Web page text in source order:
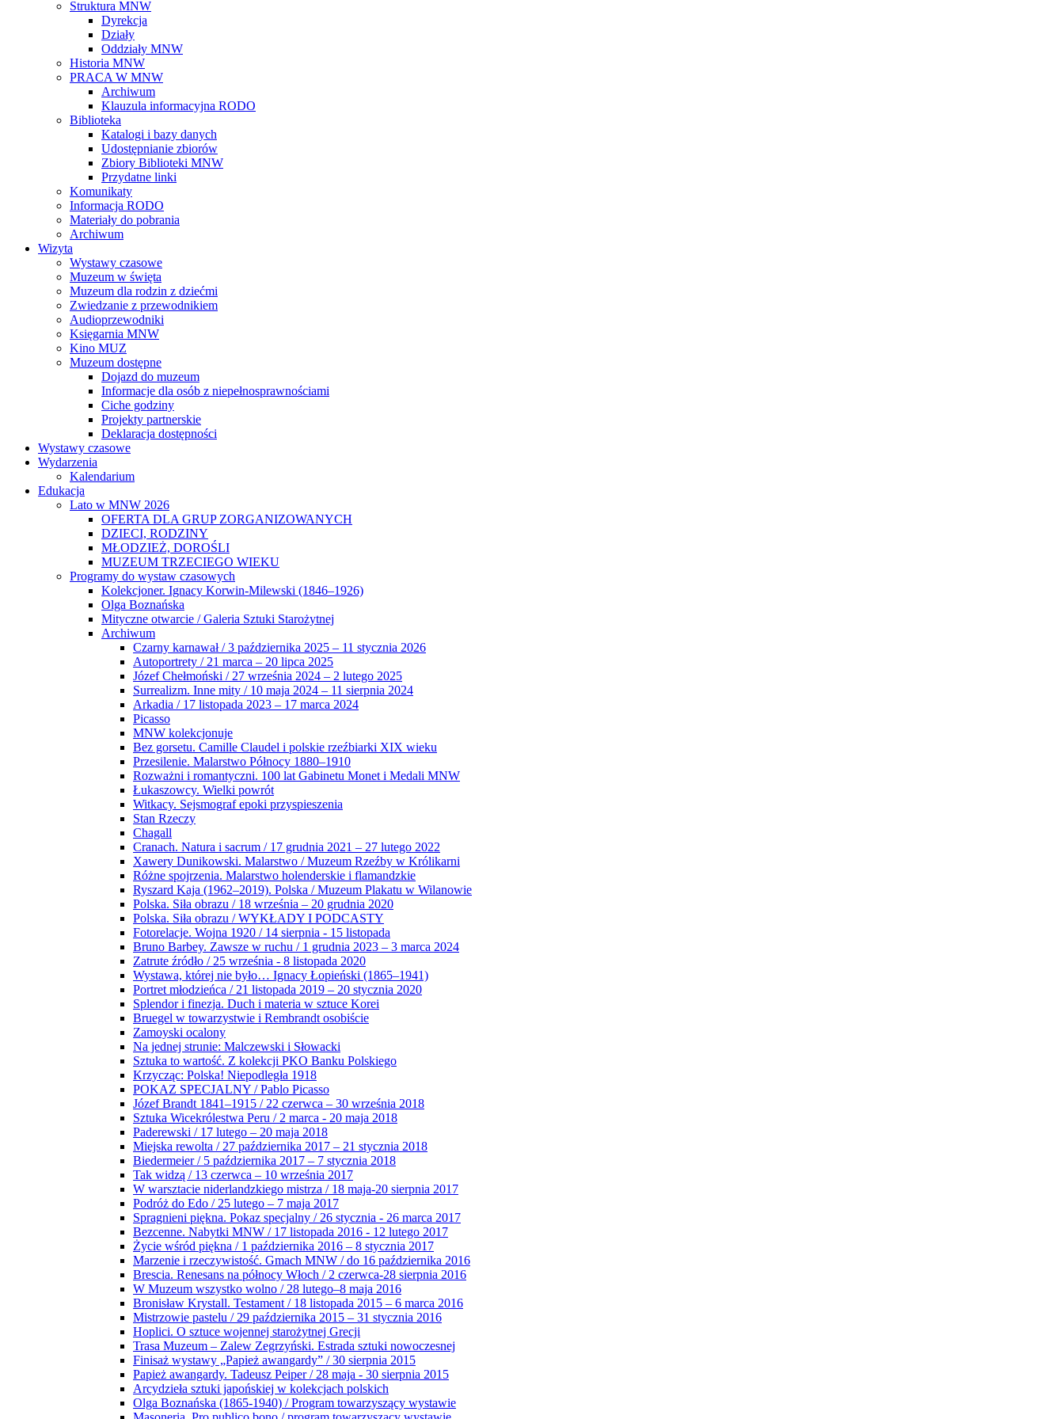
Struktura MNW
Dyrekcja
Działy
Oddziały MNW
Historia MNW
PRACA W MNW
Archiwum
Klauzula informacyjna RODO
Biblioteka
Katalogi i bazy danych
Udostępnianie zbiorów
Zbiory Biblioteki MNW
Przydatne linki
Komunikaty
Informacja RODO
Materiały do pobrania
Archiwum
Wizyta
Wystawy czasowe
Muzeum w święta
Muzeum dla rodzin z dziećmi
Zwiedzanie z przewodnikiem
Audioprzewodniki
Księgarnia MNW
Kino MUZ
Muzeum dostępne
Dojazd do muzeum
Informacje dla osób z niepełnosprawnościami
Ciche godziny
Projekty partnerskie
Deklaracja dostępności
Wystawy czasowe
Wydarzenia
Kalendarium
Edukacja
Lato w MNW 2026
OFERTA DLA GRUP ZORGANIZOWANYCH
DZIECI, RODZINY
MŁODZIEŻ, DOROŚLI
MUZEUM TRZECIEGO WIEKU
Programy do wystaw czasowych
Kolekcjoner. Ignacy Korwin-Milewski (1846–1926)
Olga Boznańska
Mityczne otwarcie / Galeria Sztuki Starożytnej
Archiwum
Czarny karnawał / 3 października 2025 – 11 stycznia 2026
Autoportrety / 21 marca – 20 lipca 2025
Józef Chełmoński / 27 września 2024 – 2 lutego 2025
Surrealizm. Inne mity / 10 maja 2024 – 11 sierpnia 2024
Arkadia / 17 listopada 2023 – 17 marca 2024
Picasso
MNW kolekcjonuje
Bez gorsetu. Camille Claudel i polskie rzeźbiarki XIX wieku
Przesilenie. Malarstwo Północy 1880–1910
Rozważni i romantyczni. 100 lat Gabinetu Monet i Medali MNW
Łukaszowcy. Wielki powrót
Witkacy. Sejsmograf epoki przyspieszenia
Stan Rzeczy
Chagall
Cranach. Natura i sacrum / 17 grudnia 2021 – 27 lutego 2022
Xawery Dunikowski. Malarstwo / Muzeum Rzeźby w Królikarni
Różne spojrzenia. Malarstwo holenderskie i flamandzkie
Ryszard Kaja (1962–2019). Polska / Muzeum Plakatu w Wilanowie
Polska. Siła obrazu / 18 września – 20 grudnia 2020
Polska. Siła obrazu / WYKŁADY I PODCASTY
Fotorelacje. Wojna 1920 / 14 sierpnia - 15 listopada
Bruno Barbey. Zawsze w ruchu / 1 grudnia 2023 – 3 marca 2024
Zatrute źródło / 25 września - 8 listopada 2020
Wystawa, której nie było… Ignacy Łopieński (1865–1941)
Portret młodzieńca / 21 listopada 2019 – 20 stycznia 2020
Splendor i finezja. Duch i materia w sztuce Korei
Bruegel w towarzystwie i Rembrandt osobiście
Zamoyski ocalony
Na jednej strunie: Malczewski i Słowacki
Sztuka to wartość. Z kolekcji PKO Banku Polskiego
Krzycząc: Polska! Niepodległa 1918
POKAZ SPECJALNY / Pablo Picasso
Józef Brandt 1841–1915 / 22 czerwca – 30 września 2018
Sztuka Wicekrólestwa Peru / 2 marca - 20 maja 2018
Paderewski / 17 lutego – 20 maja 2018
Miejska rewolta / 27 października 2017 – 21 stycznia 2018
Biedermeier / 5 października 2017 – 7 stycznia 2018
Tak widzą / 13 czerwca – 10 września 2017
W warsztacie niderlandzkiego mistrza / 18 maja-20 sierpnia 2017
Podróż do Edo / 25 lutego – 7 maja 2017
Spragnieni piękna. Pokaz specjalny / 26 stycznia - 26 marca 2017
Bezcenne. Nabytki MNW / 17 listopada 2016 - 12 lutego 2017
Życie wśród piękna / 1 października 2016 – 8 stycznia 2017
Marzenie i rzeczywistość. Gmach MNW / do 16 października 2016
Brescia. Renesans na północy Włoch / 2 czerwca-28 sierpnia 2016
W Muzeum wszystko wolno / 28 lutego–8 maja 2016
Bronisław Krystall. Testament / 18 listopada 2015 – 6 marca 2016
Mistrzowie pastelu / 29 października 2015 – 31 stycznia 2016
Hoplici. O sztuce wojennej starożytnej Grecji
Trasa Muzeum – Zalew Zegrzyński. Estrada sztuki nowoczesnej
Finisaż wystawy „Papież awangardy” / 30 sierpnia 2015
Papież awangardy. Tadeusz Peiper / 28 maja - 30 sierpnia 2015
Arcydzieła sztuki japońskiej w kolekcjach polskich
Olga Boznańska (1865-1940) / Program towarzyszący wystawie